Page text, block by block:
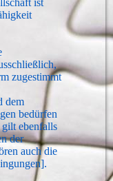
zugestimmt
dem
bedürfen
ebenfalls
der
auch die